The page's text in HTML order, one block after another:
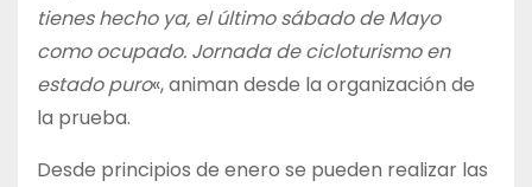
tienes hecho ya, el último sábado de Mayo
como ocupado. Jornada de cicloturismo en
estado puro«, animan desde la organización de
la prueba.
Desde principios de enero se pueden realizar las